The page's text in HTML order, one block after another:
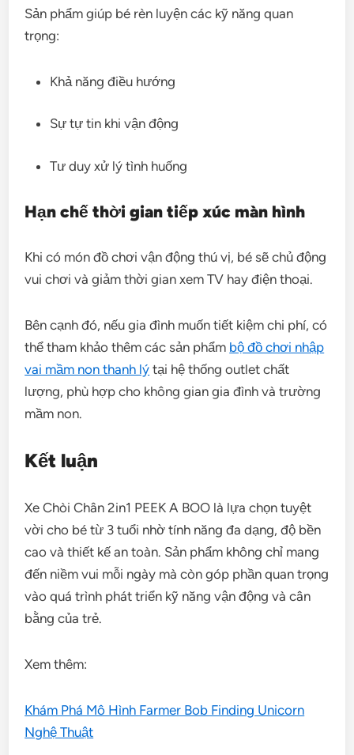
Sản phẩm giúp bé rèn luyện các kỹ năng quan
trọng:
Khả năng điều hướng
Sự tự tin khi vận động
Tư duy xử lý tình huống
Hạn chế thời gian tiếp xúc màn hình
Khi có món đồ chơi vận động thú vị, bé sẽ chủ động
vui chơi và giảm thời gian xem TV hay điện thoại.
Bên cạnh đó, nếu gia đình muốn tiết kiệm chi phí, có
thể tham khảo thêm các sản phẩm bộ đồ chơi nhập
vai mầm non thanh lý tại hệ thống outlet chất
lượng, phù hợp cho không gian gia đình và trường
mầm non.
Kết luận
Xe Chòi Chân 2in1 PEEK A BOO là lựa chọn tuyệt
vời cho bé từ 3 tuổi nhờ tính năng đa dạng, độ bền
cao và thiết kế an toàn. Sản phẩm không chỉ mang
đến niềm vui mỗi ngày mà còn góp phần quan trọng
vào quá trình phát triển kỹ năng vận động và cân
bằng của trẻ.
Xem thêm:
Khám Phá Mô Hình Farmer Bob Finding Unicorn
Nghệ Thuật